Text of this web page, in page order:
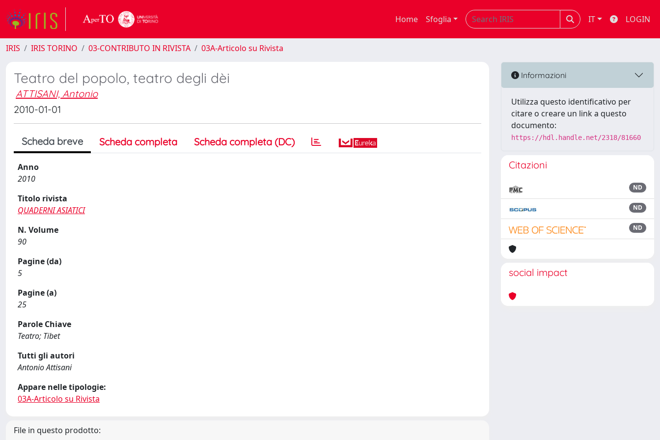
Home Sfoglia IT LOGIN
IRIS IRIS TORINO 03-CONTRIBUTO IN RIVISTA 03A-Articolo su Rivista
Teatro del popolo, teatro degli dèi
ATTISANI, Antonio
2010-01-01
Scheda breve Scheda completa Scheda completa (DC)
Anno
2010
Titolo rivista
QUADERNI ASIATICI
N. Volume
90
Pagine (da)
5
Pagine (a)
25
Parole Chiave
Teatro; Tibet
Tutti gli autori
Antonio Attisani
Appare nelle tipologie:
03A-Articolo su Rivista
File in questo prodotto:
Informazioni
Utilizza questo identificativo per
citare o creare un link a questo
documento:
https://hdl.handle.net/2318/81660
Citazioni
ND
ND
ND
social impact